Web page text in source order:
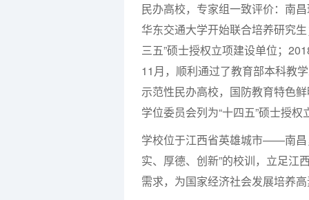
民办高校，专家组一致评价：南
华东交通大学开始联合培养研究
三五”硕士授权立项建设单位；
11月，顺利通过了教育部本科教
示范性民办高校，国防教育特色
学位委员会列为“十四五”硕士授
学校位于江西省英雄城市——南昌
实、厚德、创新”的校训，立足江
需求，为国家经济社会发展培养